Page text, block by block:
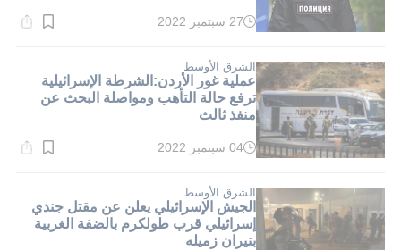
وقت
دقيقة.
27 سبتمبر 2022
الشرق الأوسط
عملية غور الأردن:الشرطة الإسرائيلية
ترفع حالة التأهب ومواصلة البحث عن
منفذ ثالث
وقت
دقيقة.
04 سبتمبر 2022
الشرق الأوسط
الجيش الإسرائيلي يعلن عن مقتل جندي
إسرائيلي قرب طولكرم بالضفة الغربية
بنيران زميله